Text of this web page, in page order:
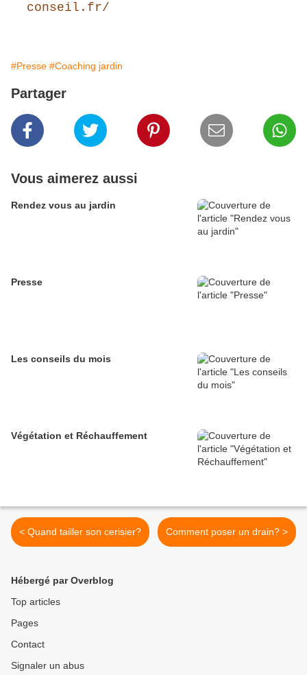
conseil.fr/
#Presse #Coaching jardin
Partager
Vous aimerez aussi
Rendez vous au jardin
Presse
Les conseils du mois
Végétation et Réchauffement
< Quand tailler son cerisier? Comment poser un drain? >
Hébergé par Overblog
Top articles
Pages
Contact
Signaler un abus